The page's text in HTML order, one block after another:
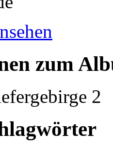
zum
2